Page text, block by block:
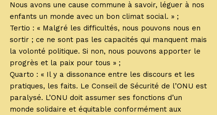
Nous avons une cause commune à savoir, léguer à nos
enfants un monde avec un bon climat social. » ;
Tertio : « Malgré les difficultés, nous pouvons nous en
sortir ; ce ne sont pas les capacités qui manquent mais
la volonté politique. Si non, nous pouvons apporter le
progrès et la paix pour tous » ;
Quarto : « Il y a dissonance entre les discours et les
pratiques, les faits. Le Conseil de Sécurité de l’ONU est
paralysé. L’ONU doit assumer ses fonctions d’un
monde solidaire et équitable conformément aux